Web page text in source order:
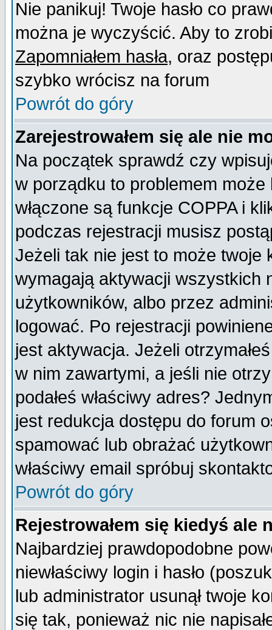
Nie panikuj! Twoje hasło co
można je wyczyścić. Aby to
Zapomniałem hasła, oraz
szybko wrócisz na forum
Powrót do góry
Zarejestrowałem się ale nie
Na początek sprawdź czy
w porządku to problemem
włączone są funkcje COPPA i
podczas rejestracji musisz
Jeżeli tak nie jest to może twoje
wymagają aktywacji wszystkich
użytkowników, albo przez
logować. Po rejestracji
jest aktywacja. Jeżeli
w nim zawartymi, a jeśli nie
podałeś właściwy adres?
jest redukcja dostępu do forum
spamować lub obrażać
właściwy email spróbuj
Powrót do góry
Rejestrowałem się kiedyś ale
Najbardziej prawdopodobne
niewłaściwy login i hasło
lub administrator usunął twoje
się tak, ponieważ nic nie